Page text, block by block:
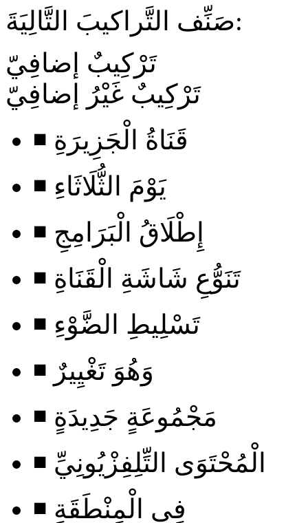
صَنِّف التَّراكيبَ التَّالِيَةَ:
تَرْكِيبٌ إضافِيّ
تَرْكِيبٌ غَيْرُ إضافِيّ
◾ قَنَاةُ الْجَزِيرَةِ
◾ يَوْمَ الثُّلَاثَاءِ
◾ إِطْلَاقُ الْبَرَامِجِ
◾ تَنَوُّعِ شَاشَةِ الْقَنَاةِ
◾ تَسْلِيطِ الضَّوْءِ
◾ وَهُوَ تَغْيِيرٌ
◾ مَجْمُوعَةٍ جَدِيدَةٍ
◾ الْمُحْتَوَى التِّلِفِزْيُونِيِّ
◾ فِي الْمِنْطَقَةِ